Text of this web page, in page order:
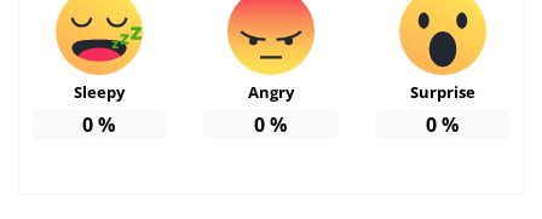
Sleepy
0%
Angry
0%
Surprise
0%